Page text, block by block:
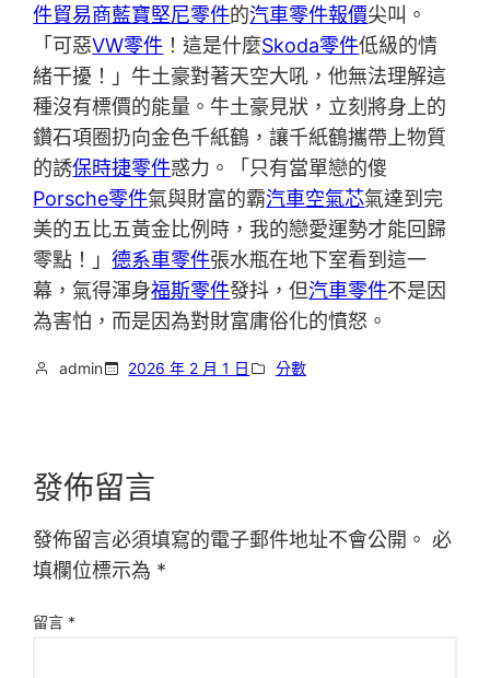
件貿易商藍寶堅尼零件的汽車零件報價尖叫。
「可惡VW零件 ！這是什麼Skoda零件低級的情
緒干擾！」牛土豪對著天空大吼，他無法理解這
種沒有標價的能量。牛土豪見狀，立刻將身上的
鑽石項圈扔向金色千紙鶴，讓千紙鶴攜帶上物質
的誘保時捷零件惑力。「只有當單戀的傻
Porsche零件氣與財富的霸汽車空氣芯氣達到完
美的五比五黃金比例時，我的戀愛運勢才能回歸
零點！」德系車零件張水瓶在地下室看到這一
幕，氣得渾身福斯零件發抖，但汽車零件不是因
為害怕，而是因為對財富庸俗化的憤怒。
admin 2026 年 2 月 1 日 分數
發佈留言
發佈留言必須填寫的電子郵件地址不會公開。 必
填欄位標示為 *
留言 *